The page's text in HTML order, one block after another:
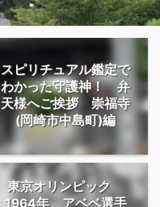
スピリチュアル鑑定で
わかった守護神！ 弁
天様へご挨拶 崇福寺
(岡崎市中島町)編
東京オリンピック
1964年 アベベ選手